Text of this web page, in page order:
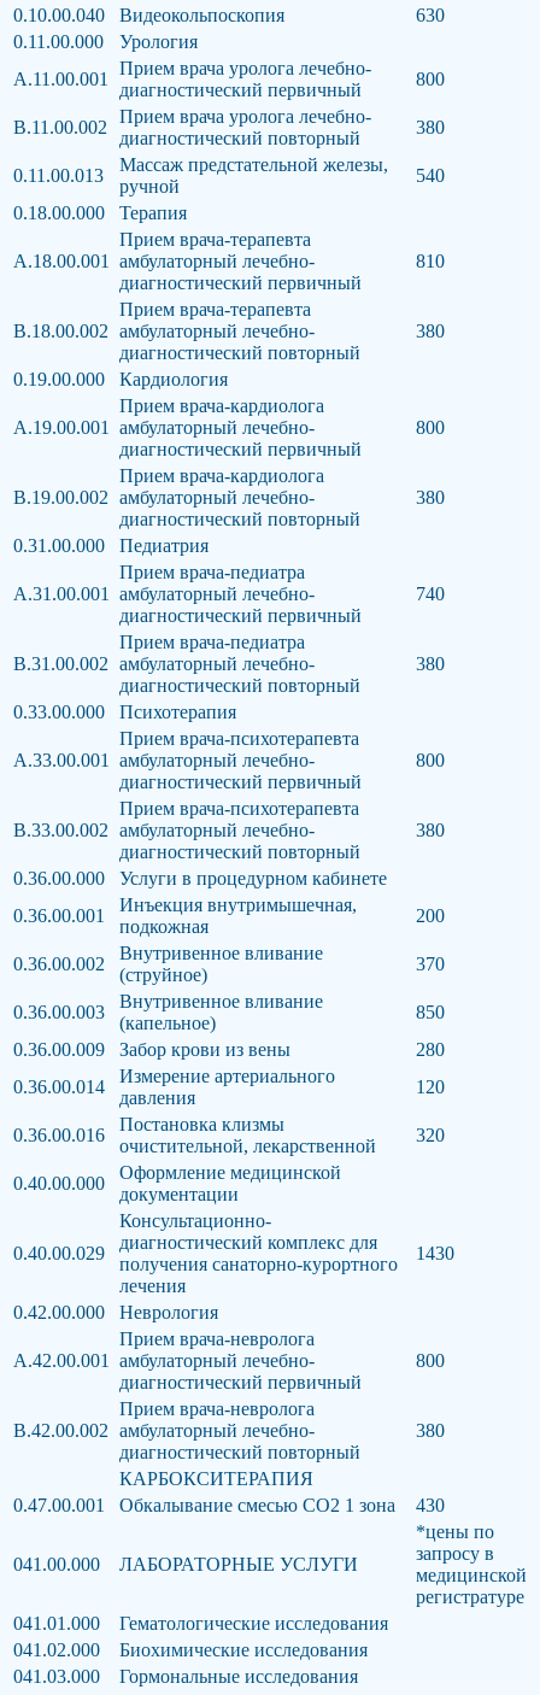
0.10.00.040
Видеокольпоскопия
630
0.11.00.000
Урология
А.11.00.001
Прием врача уролога лечебно-
диагностический первичный
800
В.11.00.002
Прием врача уролога лечебно-
диагностический повторный
380
0.11.00.013
Массаж предстательной железы,
ручной
540
0.18.00.000
Терапия
А.18.00.001
Прием врача-терапевта
амбулаторный лечебно-
диагностический первичный
810
В.18.00.002
Прием врача-терапевта
амбулаторный лечебно-
диагностический повторный
380
0.19.00.000 Кардиология
А.19.00.001
Прием врача-кардиолога
амбулаторный лечебно-
диагностический первичный
800
В.19.00.002
Прием врача-кардиолога
амбулаторный лечебно-
диагностический повторный
380
0.31.00.000 Педиатрия
А.31.00.001
Прием врача-педиатра
амбулаторный лечебно-
диагностический первичный
740
В.31.00.002
Прием врача-педиатра
амбулаторный лечебно-
диагностический повторный
380
0.33.00.000 Психотерапия
А.33.00.001
Прием врача-психотерапевта
амбулаторный лечебно-
диагностический первичный
800
В.33.00.002
Прием врача-психотерапевта
амбулаторный лечебно-
диагностический повторный
380
0.36.00.000
Услуги в процедурном кабинете
0.36.00.001
Инъекция внутримышечная,
подкожная
200
0.36.00.002
Внутривенное вливание
(струйное)
370
0.36.00.003
Внутривенное вливание
(капельное)
850
0.36.00.009
Забор крови из вены
280
0.36.00.014
Измерение артериального
давления
120
0.36.00.016
Постановка клизмы
очистительной, лекарственной
320
0.40.00.000
Оформление медицинской
документации
0.40.00.029
Консультационно-
диагностический комплекс для
получения санаторно-курортного
лечения
1430
0.42.00.000 Неврология
А.42.00.001
Прием врача-невролога
амбулаторный лечебно-
диагностический первичный
800
В.42.00.002
Прием врача-невролога
амбулаторный лечебно-
диагностический повторный
380
КАРБОКСИТЕРАПИЯ
0.47.00.001
Обкалывание смесью СО2 1 зона 430
041.00.000 ЛАБОРАТОРНЫЕ УСЛУГИ
*цены по
запросу в
медицинской
регистратуре
041.01.000
Гематологические исследования
041.02.000
Биохимические исследования
041.03.000
Гормональные исследования